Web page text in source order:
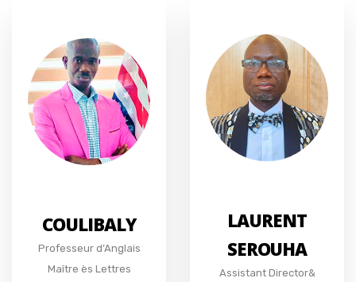
COULIBALY
Professeur d’Anglais
Maître ès Lettres
LAURENT
SEROUHA
Assistant Director&